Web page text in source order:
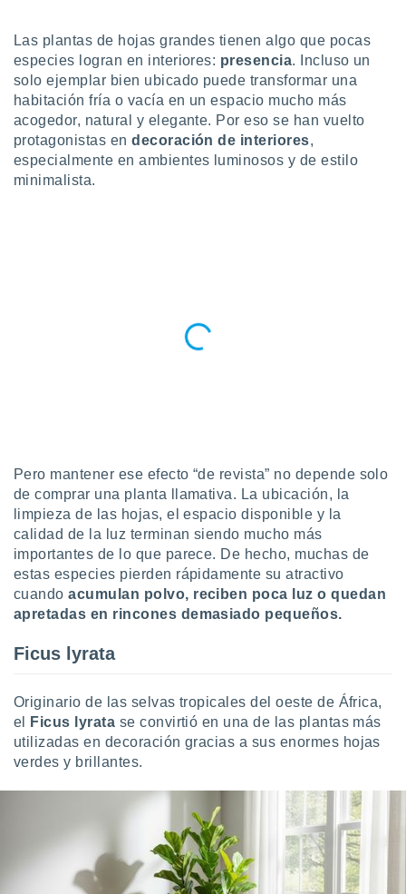
perfil
y
en
más
nuestra
y
de
sitio
En
que
sean
el sitio
ni para
o
aunque
Las plantas de hojas grandes tienen algo que pocas
especies logran en interiores: presencia. Incluso un
solo ejemplar bien ubicado puede transformar una
habitación fría o vacía en un espacio mucho más
acogedor, natural y elegante. Por eso se han vuelto
protagonistas endecoración de interiores,
especialmente en ambientes luminosos y de estilo
minimalista.
Pero mantener ese efecto “de revista” no depende solo
de comprar una planta llamativa. La ubicación, la
limpieza de las hojas, el espacio disponible y la
calidad de la luz terminan siendo mucho más
importantes de lo que parece. De hecho, muchas de
estas especies pierden rápidamente su atractivo
cuandoacumulan polvo, reciben poca luz o quedan
apretadas en rincones demasiado pequeños.
Ficus lyrata
Originario de las selvas tropicales del oeste de África,
el
Ficus lyrata se convirtió en una de las plantas más
utilizadas en decoración gracias a sus enormes hojas
verdes y brillantes.